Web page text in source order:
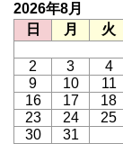
2026年8月
日
月 火
2
3 4
9
10 11
16
17 18
23
24 25
30
31